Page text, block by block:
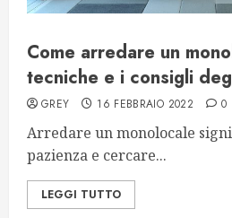
Come arredare un
tecniche e i consigli
GREY 16 FEBBRAIO 2022 0
Arredare un monolocale
pazienza e cercare...
LEGGI TUTTO